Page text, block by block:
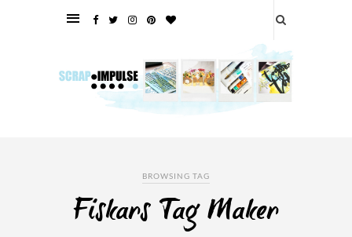
BROWSING TAG
Fiskars Tag Maker